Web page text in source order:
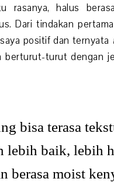
rasanya, halus
Dari tindakan
positif dan ternyata
berturut-turut dengan
bisa terasa
lebih baik, lebih
berasa moist